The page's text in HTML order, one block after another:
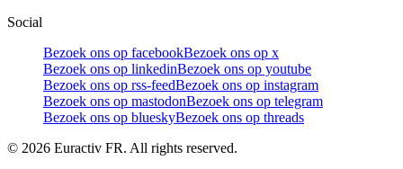
Social
Bezoek ons op facebookBezoek ons op x
Bezoek ons op linkedinBezoek ons op youtube
Bezoek ons op rss-feedBezoek ons op instagram
Bezoek ons op mastodonBezoek ons op telegram
Bezoek ons op blueskyBezoek ons op threads
© 2026 Euractiv FR. All rights reserved.